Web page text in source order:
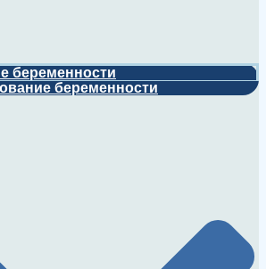
беременности
беременности